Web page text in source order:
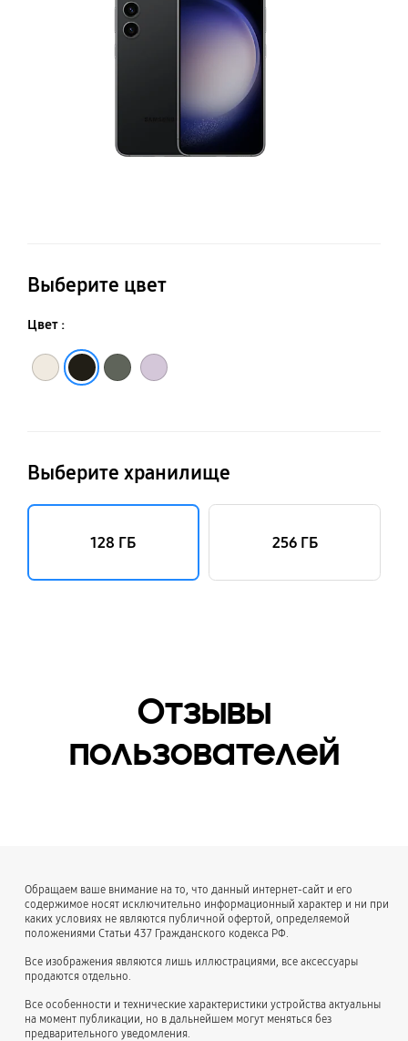
Выберите цвет
Цвет :
Выберите хранилище
128 ГБ 256 ГБ
Отзывы
пользователей
Обращаем ваше внимание на то, что данный интернет-сайт и его
содержимое носят исключительно информационный характер и ни при
каких условиях не являются публичной офертой, определяемой
положениями Статьи 437 Гражданского кодекса РФ.
Все изображения являются лишь иллюстрациями, все аксессуары
продаются отдельно.
Все особенности и технические характеристики устройства актуальны
на момент публикации, но в дальнейшем могут меняться без
предварительного уведомления.